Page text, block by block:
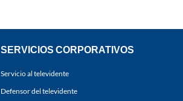
SERVICIOS CORPORATIVOS
Servicio al televidente
Defensor del televidente